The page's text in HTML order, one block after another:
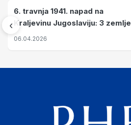
‹
6. travnja 1941. napad na
Kraljevinu Jugoslaviju: 3 zemlje
nastale njenim raspadom
06.04.2026